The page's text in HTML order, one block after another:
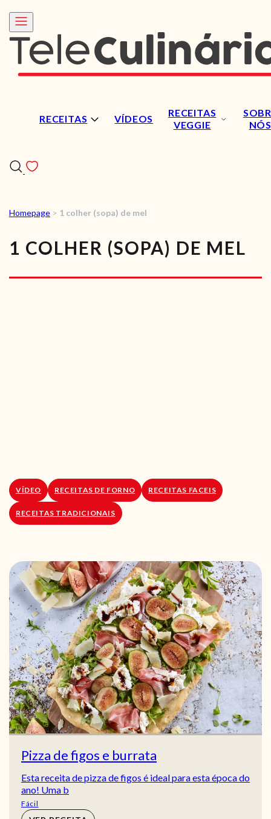
RECEITAS VÍDEOS
RECEITAS
VEGGIE
NÓS
RECEITAS
VÍDEOS
RECEITAS VEGGIE
Homepage > 1 colher (sopa) de mel
1 COLHER (SOPA) DE MEL
VÍDEO RECEITAS DE FORNO RECEITAS FACEIS
RECEITAS TRADICIONAIS
Pizza de figos e burrata
Esta receita de pizza de figos é ideal para esta época do
ano! Uma b
Fácil